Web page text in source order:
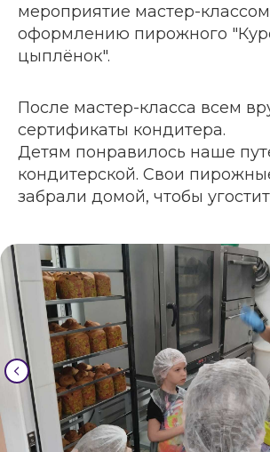
мероприятие мастер-
оформлению пирожного
цыплёнок".
После мастер-класса всем
сертификаты кондитера.
Детям понравилось наше
кондитерской. Свои
забрали домой, чтобы